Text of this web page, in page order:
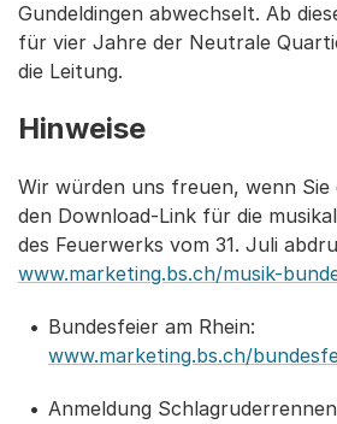
Gundeldingen abwechselt. Ab
für vier Jahre der Neutrale
die Leitung.
Hinweise
Wir würden uns freuen, wenn Sie
den Download-Link für die
des Feuerwerks vom 31. Juli
www.marketing.bs.ch/musik-
Bundesfeier am Rhein:
www.marketing.bs.ch/
Anmeldung